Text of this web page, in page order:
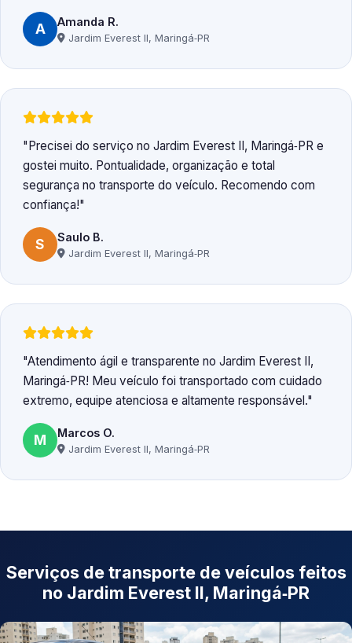
A Amanda R.
Jardim Everest II, Maringá‑PR
Precisei do serviço no Jardim Everest II, Maringá‑PR e
gostei muito. Pontualidade, organização e total
segurança no transporte do veículo. Recomendo com
confiança!
S Saulo B.
Jardim Everest II, Maringá‑PR
Atendimento ágil e transparente no Jardim Everest II,
Maringá‑PR! Meu veículo foi transportado com cuidado
extremo, equipe atenciosa e altamente responsável.
M Marcos O.
Jardim Everest II, Maringá‑PR
Serviços de transporte de veículos feitos
no Jardim Everest II, Maringá‑PR